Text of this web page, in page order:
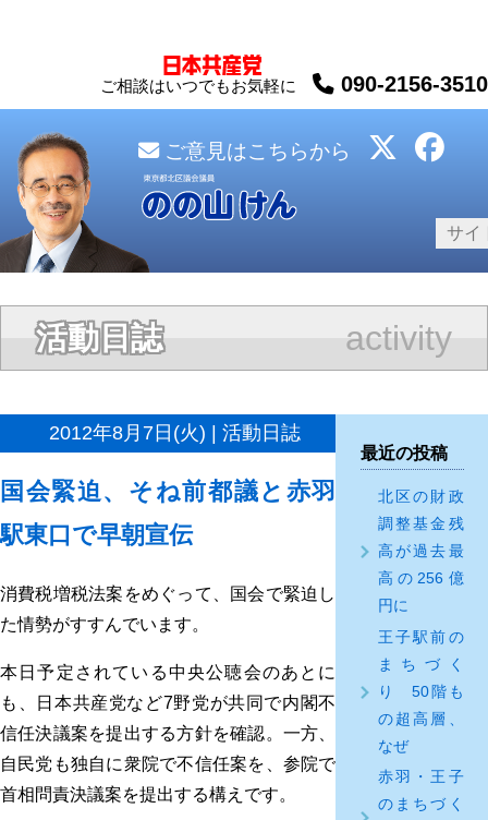
ご相談はいつでもお気軽に 090-2156-3510
ご意見はこちらから
活動日誌 activity
2012年8月7日(火) | 活動日誌
国会緊迫、そね前都議と赤羽
駅東口で早朝宣伝
消費税増税法案をめぐって、国会で緊迫し
た情勢がすすんでいます。
本日予定されている中央公聴会のあとに
も、日本共産党など7野党が共同で内閣不
信任決議案を提出する方針を確認。一方、
自民党も独自に衆院で不信任案を、参院で
首相問責決議案を提出する構えです。
最近の投稿
北区の財政
調整基金残
高が過去最
高の256億
円に
王子駅前の
まちづく
り 50階も
の超高層、
なぜ
赤羽・王子
のまちづく